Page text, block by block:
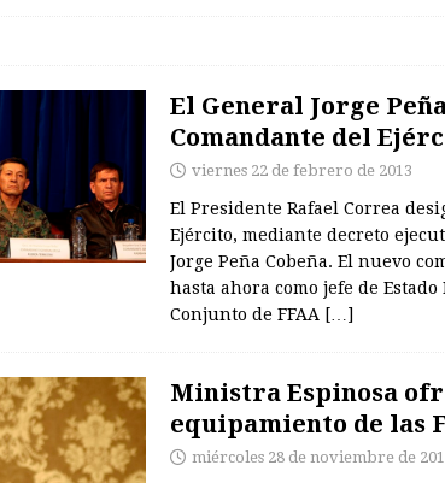
El General Jorge
Comandante del
viernes 22 de febrero de 2013
El Presidente Rafael Correa
Ejército, mediante decreto
Jorge Peña Cobeña. El nuevo
hasta ahora como jefe de
Conjunto de FFAA […]
Ministra Espinosa
equipamiento de las
miércoles 28 de noviembre de